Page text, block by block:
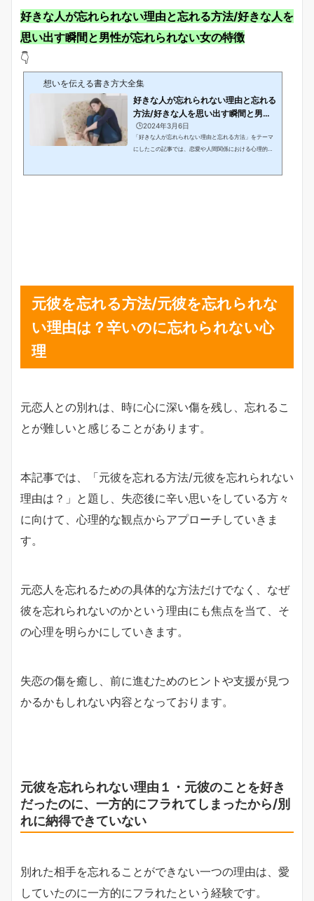
好きな人が忘れられない理由と忘れる方法/好きな人を
思い出す瞬間と男性が忘れられない女の特徴
👇
想いを伝える書き方大全集
好きな人が忘れられない理由と忘れる
方法/好きな人を思い出す瞬間と男性
が忘れられ...
🕒️2024年3月6日
「好きな人が忘れられない理由と忘れる方法」をテーマ
にしたこの記事では、恋愛や人間関係における心理的な
元彼を忘れる方法/元彼を忘れられな
い理由は？辛いのに忘れられない心
理
元恋人との別れは、時に心に深い傷を残し、忘れるこ
とが難しいと感じることがあります。
本記事では、「元彼を忘れる方法/元彼を忘れられない
理由は？」と題し、失恋後に辛い思いをしている方々
に向けて、心理的な観点からアプローチしていきま
す。
元恋人を忘れるための具体的な方法だけでなく、なぜ
彼を忘れられないのかという理由にも焦点を当て、そ
の心理を明らかにしていきます。
失恋の傷を癒し、前に進むためのヒントや支援が見つ
かるかもしれない内容となっております。
元彼を忘れられない理由１・元彼のことを好き
だったのに、一方的にフラれてしまったから/別
れに納得できていない
別れた相手を忘れることができない一つの理由は、愛
していたのに一方的にフラれたという経験です。